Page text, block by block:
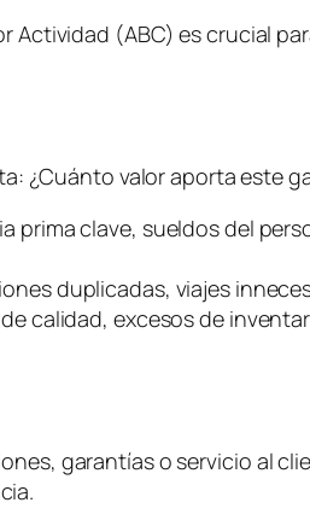
Actividad (ABC) es crucial
¿Cuánto valor aporta este
prima clave, sueldos del
duplicadas, viajes
calidad, excesos de
garantías o servicio al